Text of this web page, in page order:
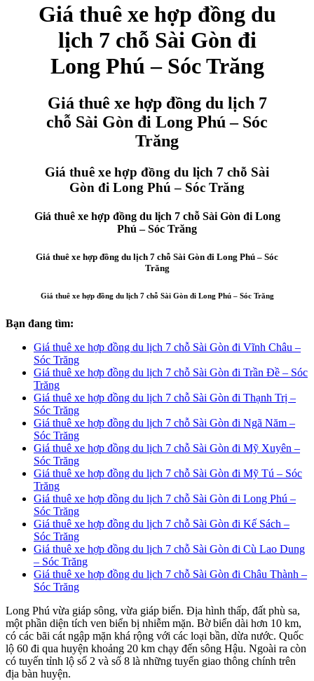
Giá thuê xe hợp đồng du
lịch 7 chỗ Sài Gòn đi
Long Phú – Sóc Trăng
Giá thuê xe hợp đồng du lịch 7
chỗ Sài Gòn đi Long Phú – Sóc
Trăng
Giá thuê xe hợp đồng du lịch 7 chỗ Sài
Gòn đi Long Phú – Sóc Trăng
Giá thuê xe hợp đồng du lịch 7 chỗ Sài Gòn đi Long
Phú – Sóc Trăng
Giá thuê xe hợp đồng du lịch 7 chỗ Sài Gòn đi Long Phú – Sóc
Trăng
Giá thuê xe hợp đồng du lịch 7 chỗ Sài Gòn đi Long Phú – Sóc Trăng
Bạn đang tìm:
Giá thuê xe hợp đồng du lịch 7 chỗ Sài Gòn đi Vĩnh Châu –
Sóc Trăng
Giá thuê xe hợp đồng du lịch 7 chỗ Sài Gòn đi Trần Đề – Sóc
Trăng
Giá thuê xe hợp đồng du lịch 7 chỗ Sài Gòn đi Thạnh Trị –
Sóc Trăng
Giá thuê xe hợp đồng du lịch 7 chỗ Sài Gòn đi Ngã Năm –
Sóc Trăng
Giá thuê xe hợp đồng du lịch 7 chỗ Sài Gòn đi Mỹ Xuyên –
Sóc Trăng
Giá thuê xe hợp đồng du lịch 7 chỗ Sài Gòn đi Mỹ Tú – Sóc
Trăng
Giá thuê xe hợp đồng du lịch 7 chỗ Sài Gòn đi Long Phú –
Sóc Trăng
Giá thuê xe hợp đồng du lịch 7 chỗ Sài Gòn đi Kế Sách –
Sóc Trăng
Giá thuê xe hợp đồng du lịch 7 chỗ Sài Gòn đi Cù Lao Dung
– Sóc Trăng
Giá thuê xe hợp đồng du lịch 7 chỗ Sài Gòn đi Châu Thành –
Sóc Trăng
Long Phú vừa giáp sông, vừa giáp biển. Địa hình thấp, đất phù sa,
một phần diện tích ven biển bị nhiễm mặn. Bờ biển dài hơn 10 km,
có các bãi cát ngập mặn khá rộng với các loại bần, dừa nước. Quốc
lộ 60 đi qua huyện khoảng 20 km chạy đến sông Hậu. Ngoài ra còn
có tuyến tỉnh lộ số 2 và số 8 là những tuyến giao thông chính trên
địa bàn huyện.